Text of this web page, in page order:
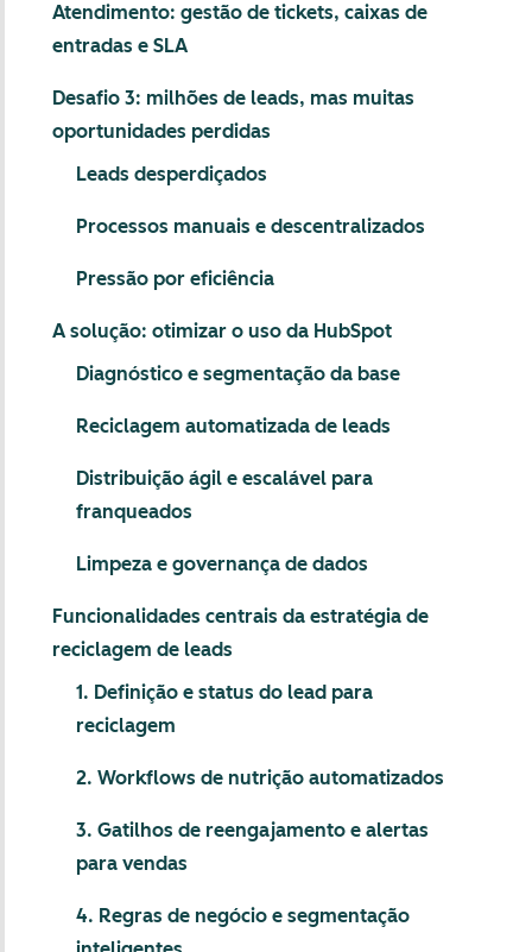
Atendimento: gestão de tickets, caixas de
entradas e SLA
Desafio 3: milhões de leads, mas muitas
oportunidades perdidas
Leads desperdiçados
Processos manuais e descentralizados
Pressão por eficiência
A solução: otimizar o uso da HubSpot
Diagnóstico e segmentação da base
Reciclagem automatizada de leads
Distribuição ágil e escalável para
franqueados
Limpeza e governança de dados
Funcionalidades centrais da estratégia de
reciclagem de leads
1. Definição e status do lead para
reciclagem
2. Workflows de nutrição automatizados
3. Gatilhos de reengajamento e alertas
para vendas
4. Regras de negócio e segmentação